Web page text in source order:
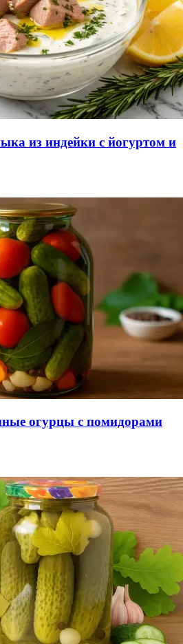
из индейки с йогуртом и
огурцы с помидорами